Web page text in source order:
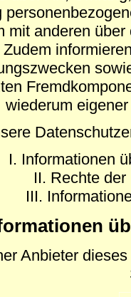
mit anderen
wiederum
I. Informationen
II. Rechte
III.
Anbieter